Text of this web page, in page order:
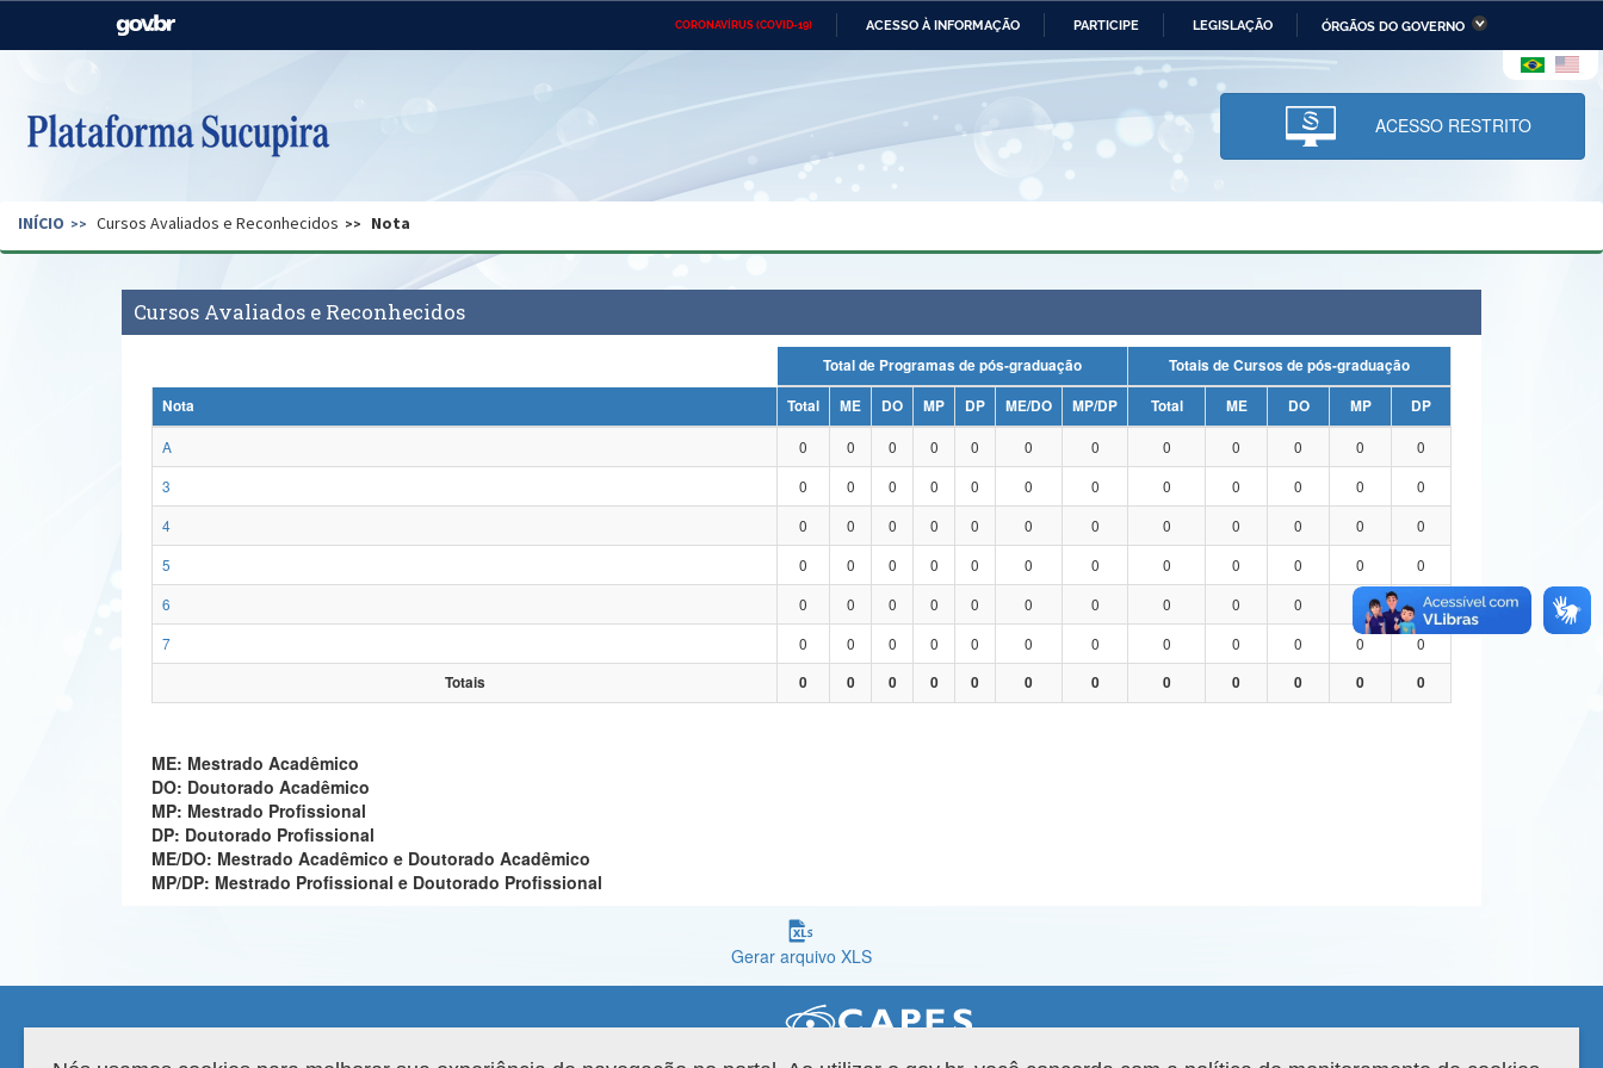
CORONAVÍRUS (COVID-19) ACESSO À INFORMAÇÃO PARTICIPE LEGISLAÇÃO ÓRGÃOS DO GOVERNO
Casa Civil Ministério das Relações Ministério da Economia Ministério da Infraestrutura
Pecuária e Abastecimento
Ministério da Ciência,
Tecnologia, Inovações e
Comunicações
Ministério do Desenvolvimento
Regional e dos Direitos Humanos
Secretaria de Governo Gabinete de Segurança Advocacia-Geral da União Banco Central do Brasil Planalto
ACESSO RESTRITO
INÍCIO Cursos Avaliados e Reconhecidos Nota
Cursos Avaliados e Reconhecidos
Total de Programas de pós-graduação
Totais de Cursos de pós-graduação
Nota
Total ME DO MP DP ME/DO MP/DP Total ME DO MP
DP
A
0 0 0 0 0 0 0 0 0 0 0
0
3
0 0 0 0 0 0 0 0 0 0 0
0
4
0 0 0 0 0 0 0 0 0 0 0
0
5
0 0 0 0 0 0 0 0 0 0 0
0
6
0 0 0 0 0 0 0 0 0 0
0
7
0 0 0 0 0 0 0 0 0 0 0
0
Totais
0 0 0 0 0 0 0 0 0 0 0 0
ME: Mestrado Acadêmico
DO: Doutorado Acadêmico
MP: Mestrado Profissional
DP: Doutorado Profissional
ME/DO: Mestrado Acadêmico e Doutorado Acadêmico
MP/DP: Mestrado Profissional e Doutorado Profissional
Gerar arquivo XLS